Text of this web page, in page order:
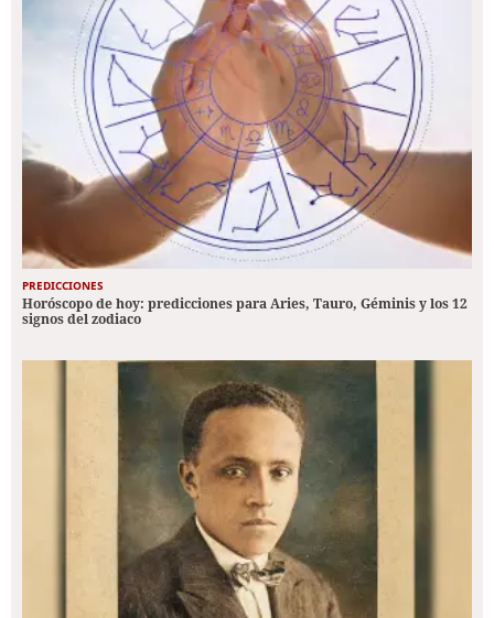
PREDICCIONES
Horóscopo de hoy: predicciones para Aries, Tauro, Géminis y los 12
signos del zodiaco